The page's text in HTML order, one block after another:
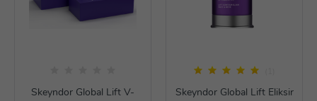
Skeyndor Global Lift V-
Skeyndor Global Lift Eliksir